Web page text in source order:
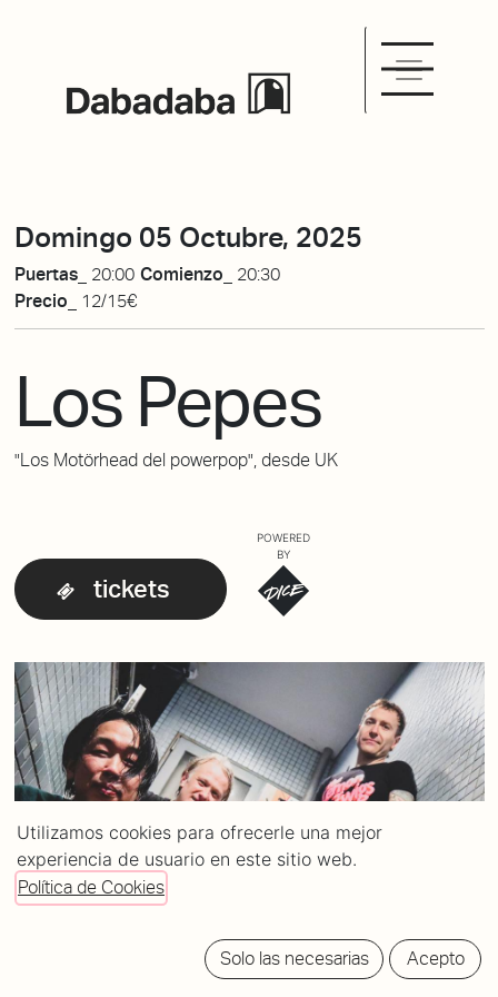
Domingo 05 Octubre, 2025
Puertas_ 20:00 Comienzo_ 20:30
Precio_
12/15€
Los Pepes
"Los Motörhead del powerpop", desde UK
tickets
POWERED
BY
Utilizamos cookies para ofrecerle una mejor
experiencia de usuario en este sitio web.
Política de Cookies
Solo las necesarias Acepto